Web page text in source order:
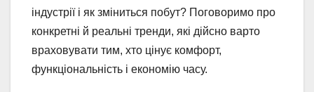
індустрії і як зміниться побут? Поговоримо про
конкретні й реальні тренди, які дійсно варто
враховувати тим, хто цінує комфорт,
функціональність і економію часу.